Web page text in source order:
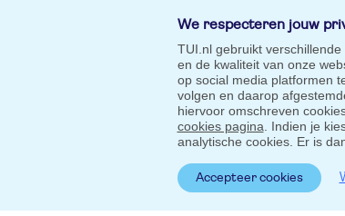
We respecteren jouw
TUI.nl gebruikt verschillende
en de kwaliteit van onze
op social media platformen
volgen en daarop
hiervoor omschreven
cookies pagina . Indien je
analytische cookies. Er is
Accepteer cookies